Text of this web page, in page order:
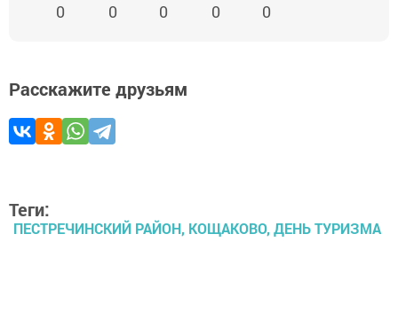
0 0 0 0 0
Расскажите друзьям
Теги:
ПЕСТРЕЧИНСКИЙ РАЙОН, КОЩАКОВО, ДЕНЬ ТУРИЗМА